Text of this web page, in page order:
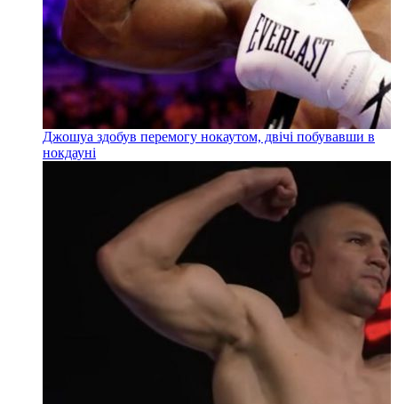
Джошуа здобув перемогу нокаутом, двічі побувавши в
нокдауні